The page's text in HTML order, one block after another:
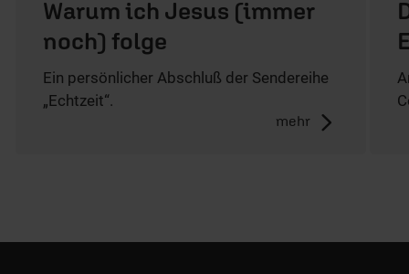
Warum ich Jesus (immer
noch) folge
Ein persönlicher Abschluß der Sendereihe
„Echtzeit“.
mehr